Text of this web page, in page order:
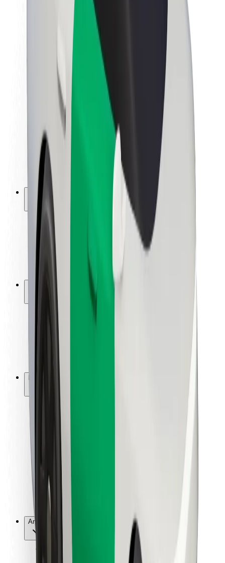
Hållbarhet på Bolt
Projekt Zero
Nyhetsrum
Riktlinjer för varumärket
Uppdrag
Investerarrelationer
Ledning
Varumärke
Media
Urban Fund
Säkerhet
Kundsäkerhet
Förarsäkerhet
Scootersäkerhet
Säkerhetslabb
Platser
Stadslösningar
Flygplatser
Bolt laddstationer
För kunder
För kurirer
Bolt Food
För åkeriägare
För restauranger
Bolt for Business
Annat
Leverantörer